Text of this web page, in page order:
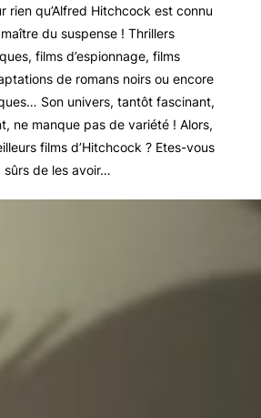
rien qu’Alfred Hitchcock est connu
du suspense ! Thrillers
films d’espionnage, films
de romans noirs ou encore
Son univers, tantôt fascinant,
ne manque pas de variété ! Alors,
films d’Hitchcock ? Etes-vous
sûrs de les avoir…